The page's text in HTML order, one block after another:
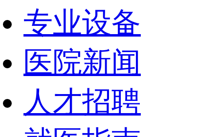
专业设备
医院新闻
人才招聘